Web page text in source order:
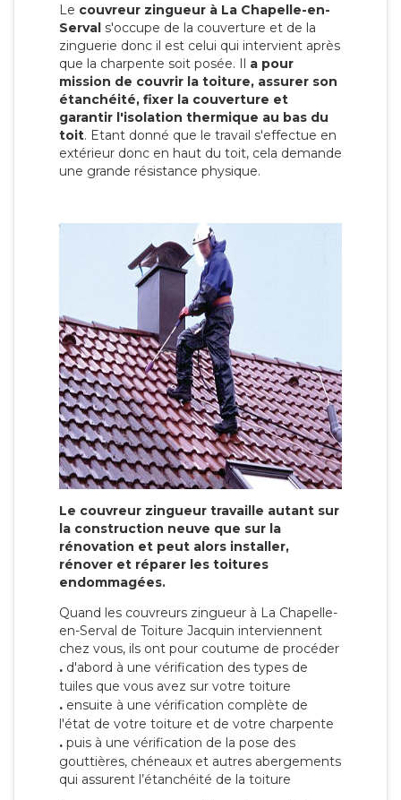
Le couvreur zingueur à La Chapelle-en-
Serval s'occupe de la couverture et de la
zinguerie donc il est celui qui intervient après
que la charpente soit posée. Il a pour
mission de couvrir la toiture, assurer son
étanchéité, fixer la couverture et
garantir l'isolation thermique au bas du
toit. Etant donné que le travail s'effectue en
extérieur donc en haut du toit, cela demande
une grande résistance physique.
Le couvreur zingueur travaille autant sur
la construction neuve que sur la
rénovation et peut alors installer,
rénover et réparer les toitures
endommagées.
Quand les couvreurs zingueur à La Chapelle-
en-Serval de Toiture Jacquin interviennent
chez vous, ils ont pour coutume de procéder
. d'abord à une vérification des types de
tuiles que vous avez sur votre toiture
. ensuite à une vérification complète de
l'état de votre toiture et de votre charpente
. puis à une vérification de la pose des
gouttières, chéneaux et autres abergements
qui assurent l’étanchéité de la toiture